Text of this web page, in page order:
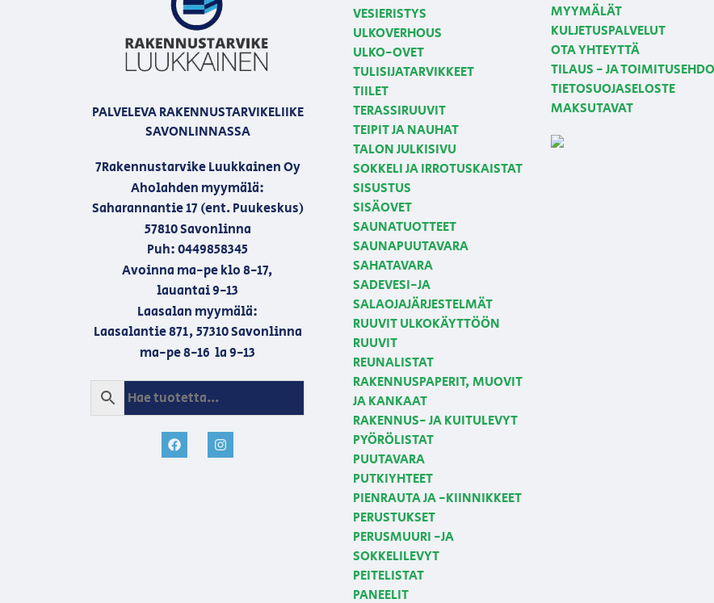
PALVELEVA RAKENNUSTARVIKELIIKE
SAVONLINNASSA
7Rakennustarvike Luukkainen Oy
Aholahden myymälä:
Saharannantie 17 (ent. Puukeskus)
57810 Savonlinna
Puh: 0449858345
Avoinna ma-pe klo 8-17,
lauantai 9-13
Laasalan myymälä:
Laasalantie 871, 57310 Savonlinna
ma-pe 8-16 la 9-13
VESIERISTYS
ULKOVERHOUS
ULKO-OVET
TULISIJATARVIKKEET
TIILET
TERASSIRUUVIT
TEIPIT JA NAUHAT
TALON JULKISIVU
SOKKELI JA IRROTUSKAISTAT
SISUSTUS
SISÄOVET
SAUNATUOTTEET
SAUNAPUUTAVARA
SAHATAVARA
SADEVESI-JA
SALAOJAJÄRJESTELMÄT
RUUVIT ULKOKÄYTTÖÖN
RUUVIT
REUNALISTAT
RAKENNUSPAPERIT, MUOVIT
JA KANKAAT
RAKENNUS- JA KUITULEVYT
PYÖRÖLISTAT
PUUTAVARA
PUTKIYHTEET
PIENRAUTA JA -KIINNIKKEET
PERUSTUKSET
PERUSMUURI -JA
SOKKELILEVYT
PEITELISTAT
PANEELIT
MYYMÄLÄT
KULJETUSPALVELUT
OTA YHTEYTTÄ
TILAUS - JA
TIETOSUOJASELOSTE
MAKSUTAVAT